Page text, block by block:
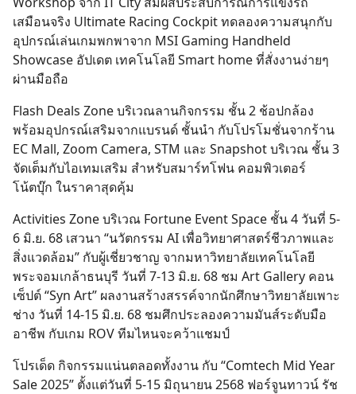
เสมือนจริง Ultimate Racing Cockpit ทดลองความสนุกกับ
อุปกรณ์เล่นเกมพกพาจาก MSI Gaming Handheld
Showcase อัปเดต เทคโนโลยี Smart home ที่สั่งงานง่ายๆ
ผ่านมือถือ
Flash Deals Zone บริเวณลานกิจกรรม ชั้น 2 ช้อปกล้อง
พร้อมอุปกรณ์เสริมจากแบรนด์ ชั้นนำ กับโปรโมชั่นจากร้าน
EC Mall, Zoom Camera, STM และ Snapshot บริเวณ ชั้น 3
จัดเต็มกับไอเทมเสริม สำหรับสมาร์ทโฟน คอมพิวเตอร์
โน้ตบุ๊ก ในราคาสุดคุ้ม
Activities Zone บริเวณ Fortune Event Space ชั้น 4 วันที่ 5-
6 มิ.ย. 68 เสวนา “นวัตกรรม AI เพื่อวิทยาศาสตร์ชีวภาพและ
สิ่งแวดล้อม” กับผู้เชี่ยวชาญ จากมหาวิทยาลัยเทคโนโลยี
พระจอมเกล้าธนบุรี วันที่ 7-13 มิ.ย. 68 ชม Art Gallery คอน
เซ็ปต์ “Syn Art” ผลงานสร้างสรรค์จากนักศึกษาวิทยาลัยเพาะ
ช่าง วันที่ 14-15 มิ.ย. 68 ชมศึกประลองความมันส์ระดับมือ
อาชีพ กับเกม ROV ทีมไหนจะคว้าแชมป์
โปรเด็ด กิจกรรมแน่นตลอดทั้งงาน กับ “Comtech Mid Year
Sale 2025” ตั้งแต่วันที่ 5-15 มิถุนายน 2568 ฟอร์จูนทาวน์ รัช